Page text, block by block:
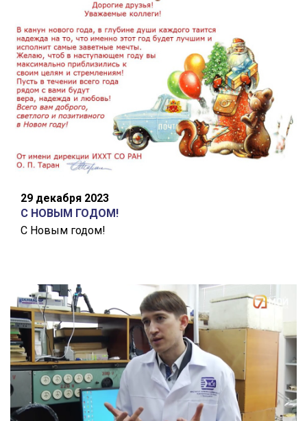
29 декабря 2023
С НОВЫМ ГОДОМ!
С Новым годом!